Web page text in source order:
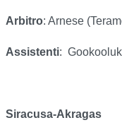
Arbitro: Arnese
Assistenti:
Siracusa-Akragas